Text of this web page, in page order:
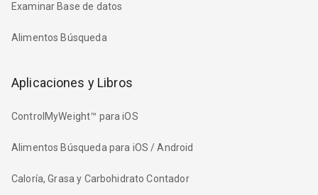
Examinar Base de datos
Alimentos Búsqueda
Aplicaciones y Libros
ControlMyWeight™ para iOS
Alimentos Búsqueda para iOS / Android
Caloría, Grasa y Carbohidrato Contador